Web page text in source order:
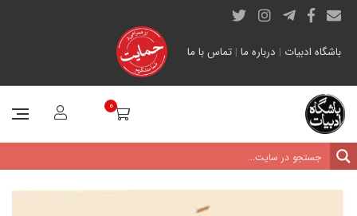
باشگاه ادبیات | درباره ما | تماس با ما
0